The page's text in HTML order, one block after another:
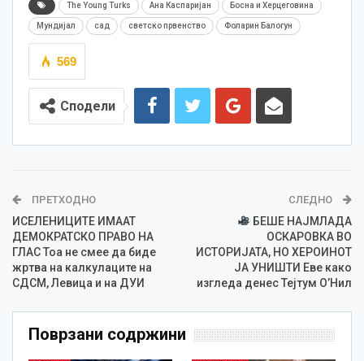
The Young Turks Ана Каспаријан Босна и Херцеговина
Мундијал сад светско првенство Фоларин Балогун
569
Сподели
ПРЕТХОДНО
ИСЕЛЕНИЦИТЕ ИМААТ
ДЕМОКРАТСКО ПРАВО НА
ГЛАС Тоа не смее да биде
жртва на калкулаците на
СДСМ, Левица и на ДУИ
СЛЕДНО
БЕШЕ НАЈМЛАДА
ОСКАРОВКА ВО
ИСТОРИЈАТА, НО ХЕРОИНОТ
ЈА УНИШТИ Еве како
изгледа денес Тејтум О’Нил
Поврзани содржини